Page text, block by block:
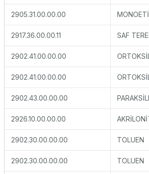
2905.31.00.00.00
2917.36.00.00.11 SAF
2902.41.00.00.00
2902.41.00.00.00
2902.43.00.00.00
2926.10.00.00.00
2902.30.00.00.00 TOLUEN
2902.30.00.00.00 TOLUEN